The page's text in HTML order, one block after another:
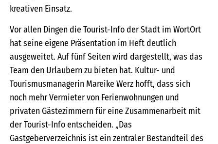
kreativen Einsatz.
Vor allen Dingen die Tourist-Info der Stadt im WortOrt
hat seine eigene Präsentation im Heft deutlich
ausgeweitet. Auf fünf Seiten wird dargestellt, was das
Team den Urlaubern zu bieten hat. Kultur- und
Tourismusmanagerin Mareike Werz hofft, dass sich
noch mehr Vermieter von Ferienwohnungen und
privaten Gästezimmern für eine Zusammenarbeit mit
der Tourist-Info entscheiden. „Das
Gastgeberverzeichnis ist ein zentraler Bestandteil des